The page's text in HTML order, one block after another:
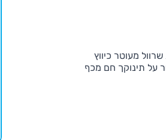
מעוטר כיווץ
על תינוקך חם מכף